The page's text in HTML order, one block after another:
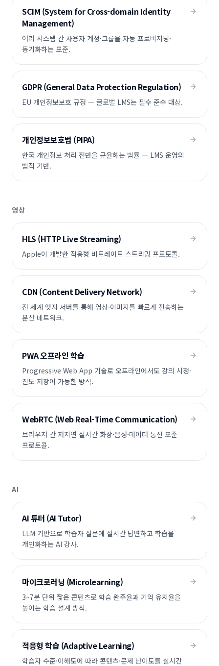
SCIM (System for Cross-domain Identity
Management)
여러 시스템 간 사용자 계정·그룹을 자동 프로비저닝·
동기화하는 표준.
GDPR (General Data Protection Regulation)
EU 개인정보보호 규정 — 글로벌 LMS는 필수 준수 대상.
개인정보보호법 (PIPA)
한국 개인정보 처리 전반을 규율하는 법률 — LMS 운영의
법적 기반.
영상
HLS (HTTP Live Streaming)
Apple이 개발한 적응형 비트레이트 스트리밍 프로토콜.
CDN (Content Delivery Network)
전 세계 엣지 서버를 통해 영상·이미지를 빠르게 전송하는
분산 네트워크.
PWA 오프라인 학습
Progressive Web App 기술로 오프라인에서도 강의 시청·
진도 저장이 가능한 방식.
WebRTC (Web Real-Time Communication)
브라우저 간 저지연 실시간 화상·음성·데이터 통신 표준
프로토콜.
AI
AI 튜터 (AI Tutor)
LLM 기반으로 학습자 질문에 실시간 답변하고 학습을
개인화하는 AI 강사.
마이크로러닝 (Microlearning)
3~7분 단위 짧은 콘텐츠로 학습 완주율과 기억 유지율을
높이는 학습 설계 방식.
적응형 학습 (Adaptive Learning)
학습자 수준·이해도에 따라 콘텐츠·문제 난이도를 실시간